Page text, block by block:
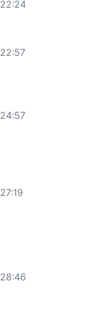
22:24
22:57
24:57
27:19
28:46